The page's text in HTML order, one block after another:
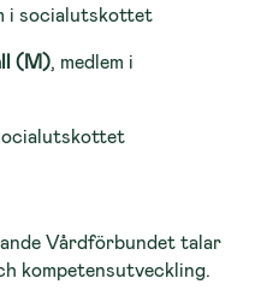
i socialutskottet
(M), medlem i
Vårdförbundet talar
kompetensutveckling.